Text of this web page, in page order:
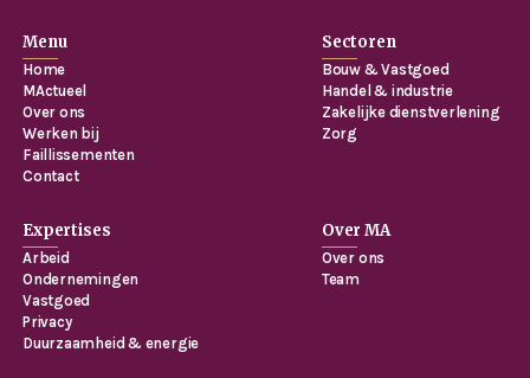
Menu
Home
MActueel
Over ons
Werken bij
Faillissementen
Contact
Sectoren
Bouw & Vastgoed
Handel & industrie
Zakelijke dienstverlening
Zorg
Expertises
Arbeid
Ondernemingen
Vastgoed
Privacy
Duurzaamheid & energie
Over MA
Over ons
Team